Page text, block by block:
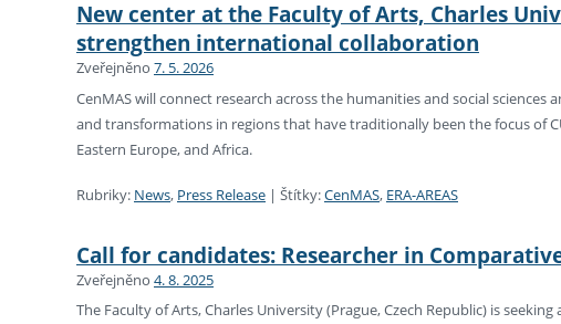
New center at the Faculty of Arts, Charles
strengthen international collaboration
Zveřejněno 7. 5. 2026
CenMAS will connect research across the humanities and social
and transformations in regions that have traditionally been the focus of
Eastern Europe, and Africa.
Rubriky: News, Press Release | Štítky:CenMAS, ERA-AREAS
Call for candidates: Researcher in
Zveřejněno 4. 8. 2025
The Faculty of Arts, Charles University (Prague, Czech Republic) is